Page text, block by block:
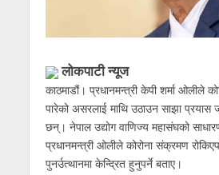
लोकपाटी न्यूज
काठमाडौं। प्रधानमन्त्री केपी शर्मा ओलीले
पारेको असरलाई माथि उठाउन साझा प्रयास
छन्। नेपाल उद्योग वाणिज्य महासंघको
प्रधानमन्त्री ओलीले कोरोना संक्रमण
पुनर्उत्थानमा केन्द्रित हुनुपर्ने बताए।